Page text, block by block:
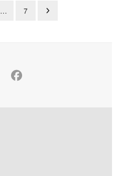
… 7
TwitterFacebook